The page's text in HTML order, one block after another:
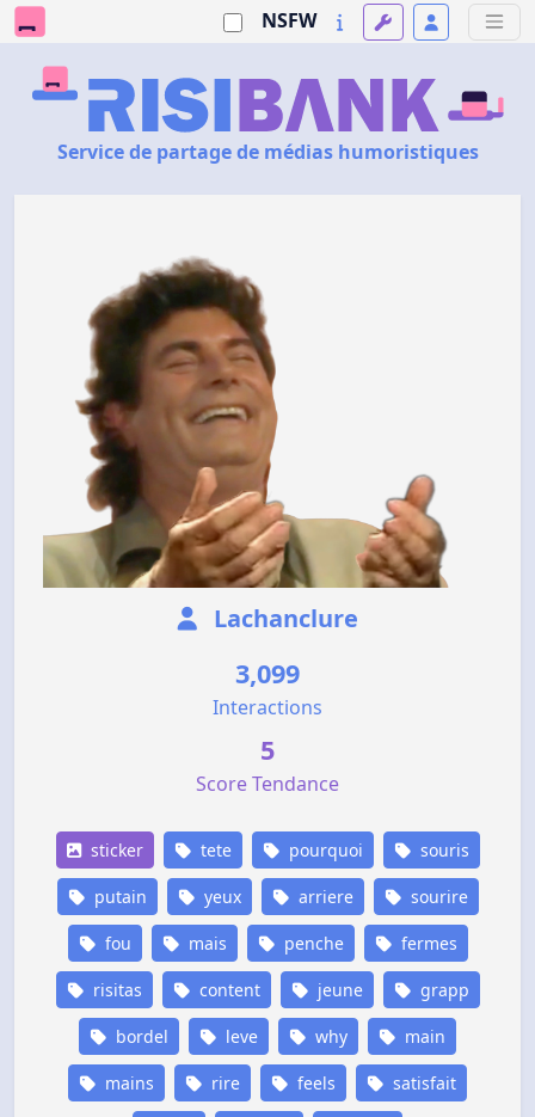
NSFW
Service de partage de médias humoristiques
Lachanclure
3,099
Interactions
5
Score Tendance
sticker tete pourquoi souris
putain yeux arriere sourire
fou mais penche fermes
risitas content jeune grapp
bordel leve why main
mains rire feels satisfait